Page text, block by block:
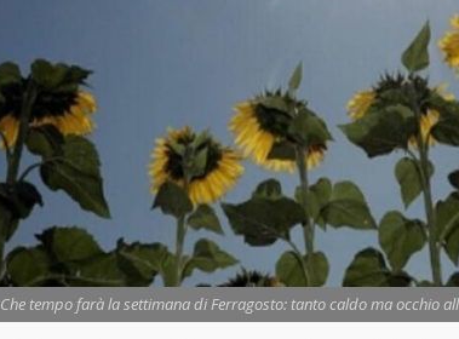
Che tempo farà la settimana di Ferragosto: tanto caldo ma occhio